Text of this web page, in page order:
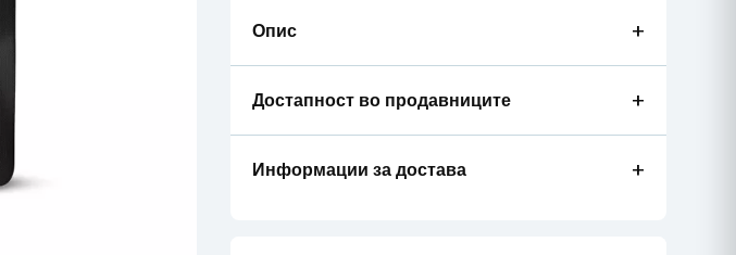
Опис +
Достапност во продавниците +
Информации за достава +